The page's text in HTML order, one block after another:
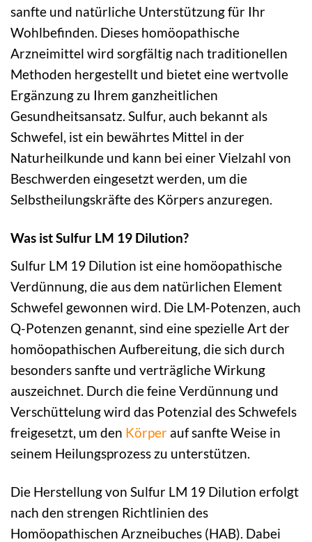
sanfte und natürliche Unterstützung für Ihr
Wohlbefinden. Dieses homöopathische
Arzneimittel wird sorgfältig nach traditionellen
Methoden hergestellt und bietet eine wertvolle
Ergänzung zu Ihrem ganzheitlichen
Gesundheitsansatz. Sulfur, auch bekannt als
Schwefel, ist ein bewährtes Mittel in der
Naturheilkunde und kann bei einer Vielzahl von
Beschwerden eingesetzt werden, um die
Selbstheilungskräfte des Körpers anzuregen.
Was ist Sulfur LM 19 Dilution?
Sulfur LM 19 Dilution ist eine homöopathische
Verdünnung, die aus dem natürlichen Element
Schwefel gewonnen wird. Die LM-Potenzen, auch
Q-Potenzen genannt, sind eine spezielle Art der
homöopathischen Aufbereitung, die sich durch
besonders sanfte und verträgliche Wirkung
auszeichnet. Durch die feine Verdünnung und
Verschüttelung wird das Potenzial des Schwefels
freigesetzt, um den Körper auf sanfte Weise in
seinem Heilungsprozess zu unterstützen.
Die Herstellung von Sulfur LM 19 Dilution erfolgt
nach den strengen Richtlinien des
Homöopathischen Arzneibuches (HAB). Dabei